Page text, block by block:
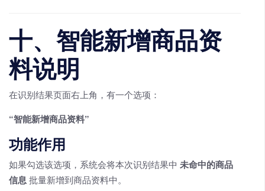
十、智能新增商品资
料说明
在识别结果页面右上角，有一个选项：
“智能新增商品资料”
功能作用
如果勾选该选项，系统会将本次识别结果中 未命中的商品
信息批量新增到商品资料中。